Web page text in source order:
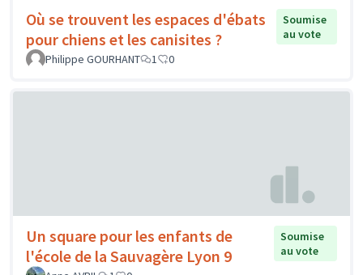
Où se trouvent les espaces d'ébats
pour chiens et les canisites ?
Soumise
au vote
Philippe GOURHANT
1 0
Un square pour les enfants de
l'école de la Sauvagère Lyon 9
Soumise
au vote